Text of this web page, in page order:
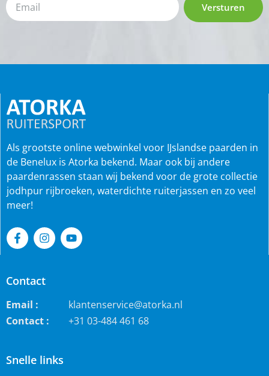
Versturen
Snelle links
Als grootste online webwinkel voor IJslandse paarden in
de Benelux is Atorka bekend. Maar ook bij andere
paardenrassen staan wij bekend voor de grote collectie
jodhpur rijbroeken, waterdichte ruiterjassen en zo veel
meer!
Contact
Email :
klantenservice@atorka.nl
Contact :
+31 03-484 461 68